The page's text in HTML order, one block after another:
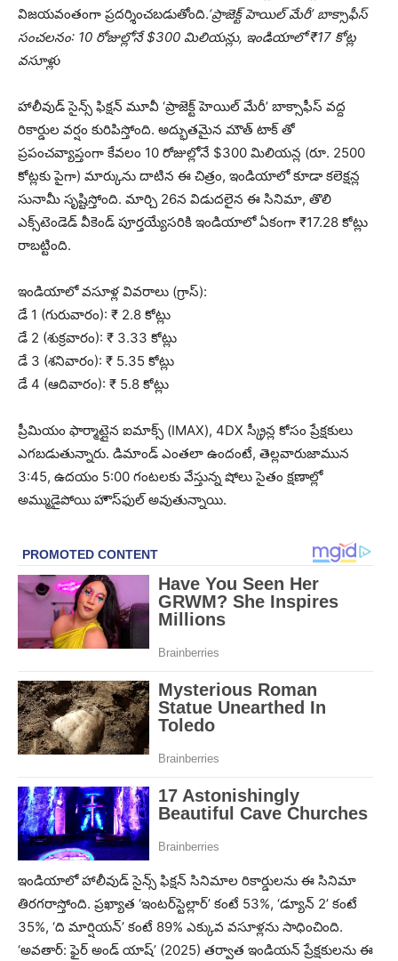
విజయవంతంగా ప్రదర్శించబడుతోంది.‘ప్రాజెక్ట్ హెయిల్ మేరీ’ బాక్సాఫీస్
సంచలనం: 10 రోజుల్లోనే $300 మిలియన్లు, ఇండియాలో ₹17 కోట్ల
వసూళ్లు
హాలీవుడ్ సైన్స్ ఫిక్షన్ మూవీ ‘ప్రాజెక్ట్ హెయిల్ మేరీ’ బాక్సాఫీస్ వద్ద
రికార్డుల వర్షం కురిపిస్తోంది. అద్భుతమైన మౌత్ టాక్ తో
ప్రపంచవ్యాప్తంగా కేవలం 10 రోజుల్లోనే $300 మిలియన్ల (రూ. 2500
కోట్లకు పైగా) మార్కును దాటిన ఈ చిత్రం, ఇండియాలో కూడా కలెక్షన్ల
సునామీ సృష్టిస్తోంది. మార్చి 26న విడుదలైన ఈ సినిమా, తొలి
ఎక్స్‌టెండెడ్ వీకెండ్ పూర్తయ్యేసరికి ఇండియాలో ఏకంగా ₹17.28 కోట్లు
రాబట్టింది.
ఇండియాలో వసూళ్ల వివరాలు (గ్రాస్):
డే 1 (గురువారం): ₹ 2.8 కోట్లు
డే 2 (శుక్రవారం): ₹ 3.33 కోట్లు
డే 3 (శనివారం): ₹ 5.35 కోట్లు
డే 4 (ఆదివారం): ₹ 5.8 కోట్లు
ప్రీమియం ఫార్మాట్లైన ఐమాక్స్ (IMAX), 4DX స్క్రీన్ల కోసం ప్రేక్షకులు
ఎగబడుతున్నారు. డిమాండ్ ఎంతలా ఉందంటే, తెల్లవారుజామున
3:45, ఉదయం 5:00 గంటలకు వేస్తున్న షోలు సైతం క్షణాల్లో
అమ్ముడైపోయి హౌస్‌ఫుల్ అవుతున్నాయి.
ఇండియాలో హాలీవుడ్ సైన్స్ ఫిక్షన్ సినిమాల రికార్డులను ఈ సినిమా
తిరగరాస్తోంది. ప్రఖ్యాత ‘ఇంటర్‌స్టెల్లార్’ కంటే 53%, ‘డ్యూన్ 2’ కంటే
35%, ‘ది మార్షియన్’ కంటే 89% ఎక్కువ వసూళ్లను సాధించింది.
‘అవతార్: ఫైర్ అండ్ యాష్’ (2025) తర్వాత ఇండియన్ ప్రేక్షకులను ఈ